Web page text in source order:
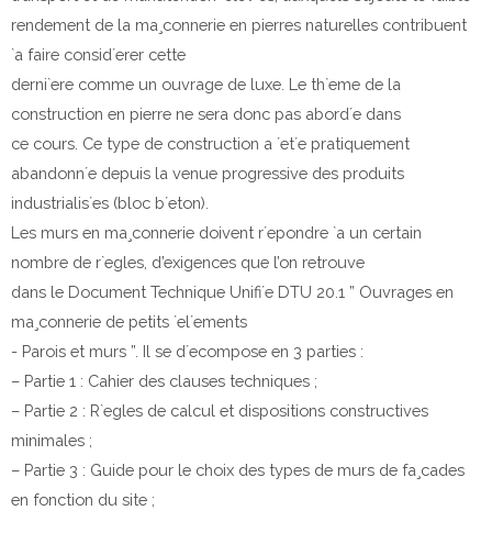
rendement de la ma¸connerie en pierres naturelles contribuent
`a faire consid´erer cette
derni`ere comme un ouvrage de luxe. Le th`eme de la
construction en pierre ne sera donc pas abord´e dans
ce cours. Ce type de construction a ´et´e pratiquement
abandonn´e depuis la venue progressive des produits
industrialis´es (bloc b´eton).
Les murs en ma¸connerie doivent r´epondre `a un certain
nombre de r`egles, d’exigences que l’on retrouve
dans le Document Technique Unifi´e DTU 20.1 ” Ouvrages en
ma¸connerie de petits ´el´ements
- Parois et murs ” . Il se d´ecompose en 3 parties :
– Partie 1 : Cahier des clauses techniques ;
– Partie 2 : R`egles de calcul et dispositions constructives
minimales ;
– Partie 3 : Guide pour le choix des types de murs de fa¸cades
en fonction du site ;